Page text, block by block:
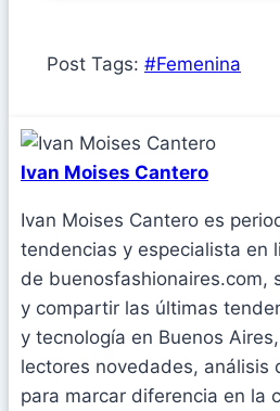
Post Tags: #Femenina
Ivan Moises Cantero
Ivan Moises Cantero es
tendencias y especialista en
de buenosfashionaires.com,
y compartir las últimas
y tecnología en Buenos
lectores novedades, análisis
para marcar diferencia en la